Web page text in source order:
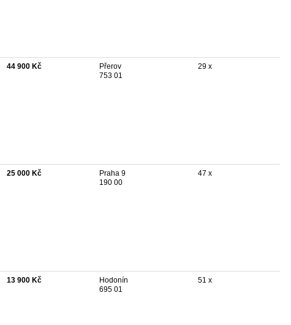
44 900 Kč
Přerov
753 01
29 x
25 000 Kč
Praha 9
190 00
47 x
13 900 Kč
Hodonín
695 01
51 x